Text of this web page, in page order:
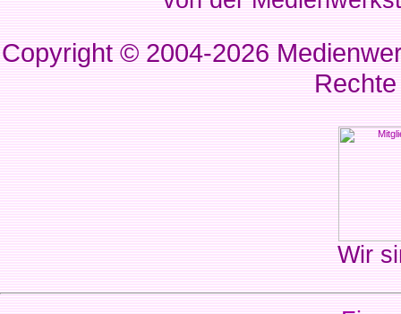
Copyright © 2004-2026
Wir